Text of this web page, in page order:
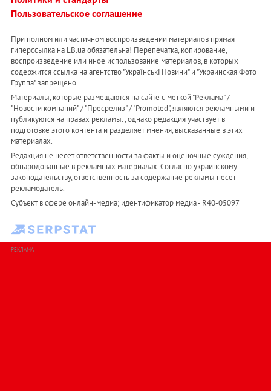
Пользовательское соглашение
При полном или частичном воспроизведении материалов прямая
гиперссылка на LB.ua обязательна! Перепечатка, копирование,
воспроизведение или иное использование материалов, в которых
содержится ссылка на агентство "Українськi Новини" и "Украинская Фото
Группа" запрещено.
Материалы, которые размещаются на сайте с меткой "Реклама" /
"Новости компаний" / "Пресрелиз" / "Promoted", являются рекламными и
публикуются на правах рекламы. , однако редакция участвует в
подготовке этого контента и разделяет мнения, высказанные в этих
материалах.
Редакция не несет ответственности за факты и оценочные суждения,
обнародованные в рекламных материалах. Согласно украинскому
законодательству, ответственность за содержание рекламы несет
рекламодатель.
Субъект в сфере онлайн-медиа; идентификатор медиа - R40-05097
РЕКЛАМА